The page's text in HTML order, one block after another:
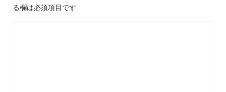
る欄は必須項目です